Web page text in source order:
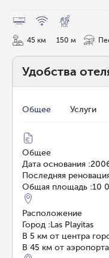
45 км 150 м
Удобства
Общее Услуги
Общее
Дата основания :
Последняя
Общая площадь :10
Расположение
Город :Las Playitas
В 5 км от центра
В 45 км от